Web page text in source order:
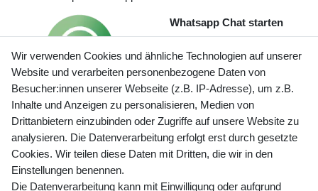
Whatsapp Chat starten
Preisangaben inkl. gesetzl. MwSt. und zzgl. Service- und
Versandkosten
Wir verwenden Cookies und ähnliche Technologien auf unserer
Website und verarbeiten personenbezogene Daten von
Besucher:innen unserer Webseite (z.B. IP-Adresse), um z.B.
Inhalte und Anzeigen zu personalisieren, Medien von
Drittanbietern einzubinden oder Zugriffe auf unsere Website zu
analysieren. Die Datenverarbeitung erfolgt erst durch gesetzte
Cookies. Wir teilen diese Daten mit Dritten, die wir in den
Einstellungen benennen.
Die Datenverarbeitung kann mit Einwilligung oder aufgrund